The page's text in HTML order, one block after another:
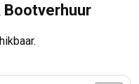
Bootverhuur